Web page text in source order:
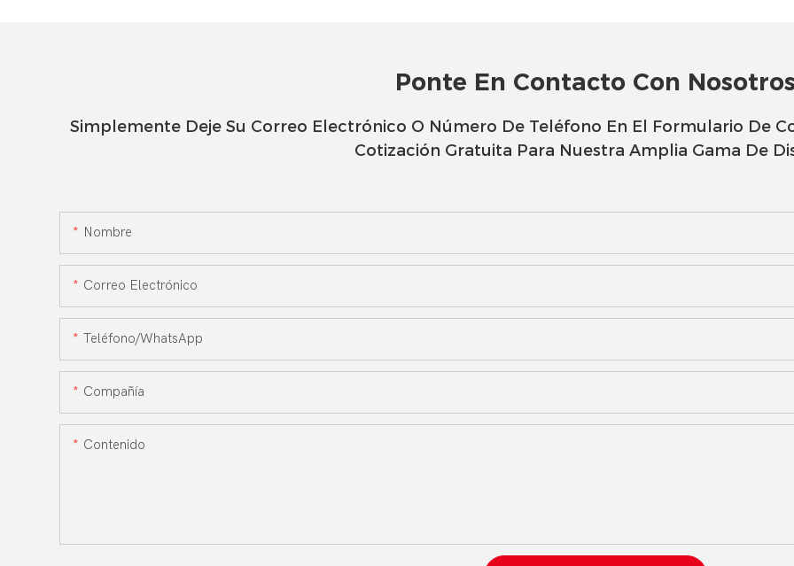
Ponte En Contacto Con Nosotros
Simplemente Deje Su Correo Electrónico O Número De Teléfono En El Formulario De
Cotización Gratuita Para Nuestra Amplia Gama De
Nombre
Correo Electrónico
Teléfono/WhatsApp
Compañía
Contenido